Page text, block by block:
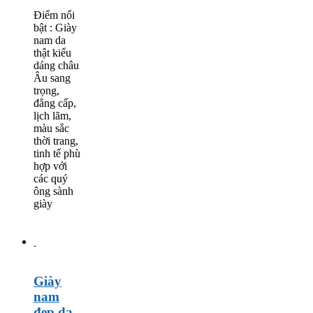
Điểm nổi
bật : Giày
nam da
thật kiểu
dáng châu
Âu sang
trọng,
đẳng cấp,
lịch lãm,
màu sắc
thời trang,
tinh tế phù
hợp với
các quý
ông sành
giày
Giày
nam